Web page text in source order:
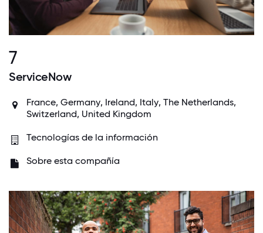
7
ServiceNow
France, Germany, Ireland, Italy, The Netherlands,
Switzerland, United Kingdom
Tecnologías de la información
Sobre esta compañía